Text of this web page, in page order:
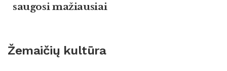
sau­go­si ma­žiau­siai
Žemaičių kultūra